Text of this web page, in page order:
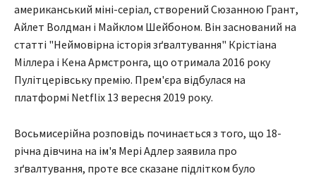
американський міні-серіал, створений Сюзанною Грант,
Айлет Волдман і Майклом Шейбоном. Він заснований на
статті "Неймовірна історія зґвалтування" Крістіана
Міллера і Кена Армстронга, що отримала 2016 року
Пулітцерівську премію. Прем'єра відбулася на
платформі Netflix 13 вересня 2019 року.
Восьмисерійна розповідь починається з того, що 18-
річна дівчина на ім'я Мері Адлер заявила про
зґвалтування, проте все сказане підлітком було